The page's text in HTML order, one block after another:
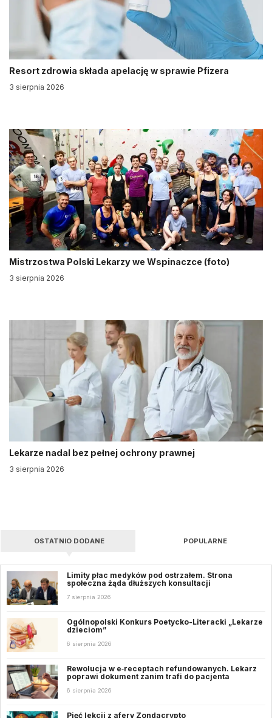
Resort zdrowia składa apelację w sprawie Pfizera
3 sierpnia 2026
Mistrzostwa Polski Lekarzy we Wspinaczce (foto)
3 sierpnia 2026
Lekarze nadal bez pełnej ochrony prawnej
3 sierpnia 2026
OSTATNIO DODANE POPULARNE
Limity płac medyków pod ostrzałem. Strona
społeczna żąda dłuższych konsultacji
7 sierpnia 2026
Ogólnopolski Konkurs Poetycko-Literacki „Lekarze
dzieciom”
6 sierpnia 2026
Rewolucja w e‑receptach refundowanych. Lekarz
poprawi dokument zanim trafi do pacjenta
6 sierpnia 2026
Pięć lekcji z afery Zondacrypto